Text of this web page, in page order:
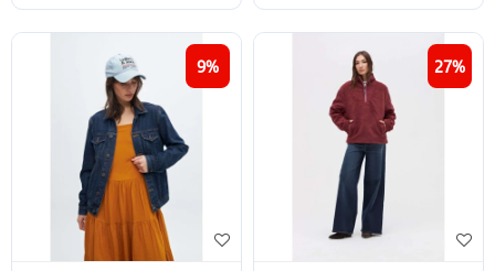
9 27